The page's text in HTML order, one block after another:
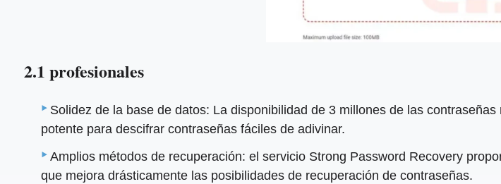
2.1 profesionales
Solidez de la base de datos: La disponibilidad de 3 millones de las
potente para descifrar contraseñas fáciles de adivinar.
Amplios métodos de recuperación: el servicio Strong Password Recovery
que mejora drásticamente las posibilidades de recuperación de contraseñas.